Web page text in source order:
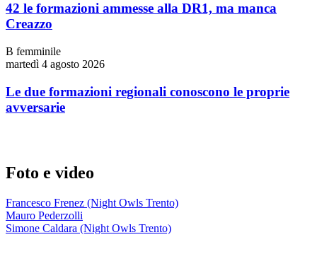
42 le formazioni ammesse alla DR1, ma manca
Creazzo
B femminile
martedì 4 agosto 2026
Le due formazioni regionali conoscono le proprie
avversarie
Foto e video
Francesco Frenez (Night Owls Trento)
Mauro Pederzolli
Simone Caldara (Night Owls Trento)